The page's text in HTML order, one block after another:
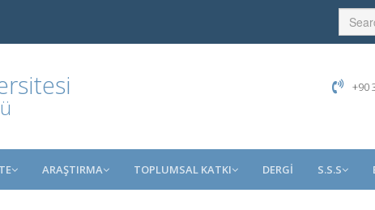
+90
ARAŞTIRMA TOPLUMSAL KATKI DERGİ S.S.S